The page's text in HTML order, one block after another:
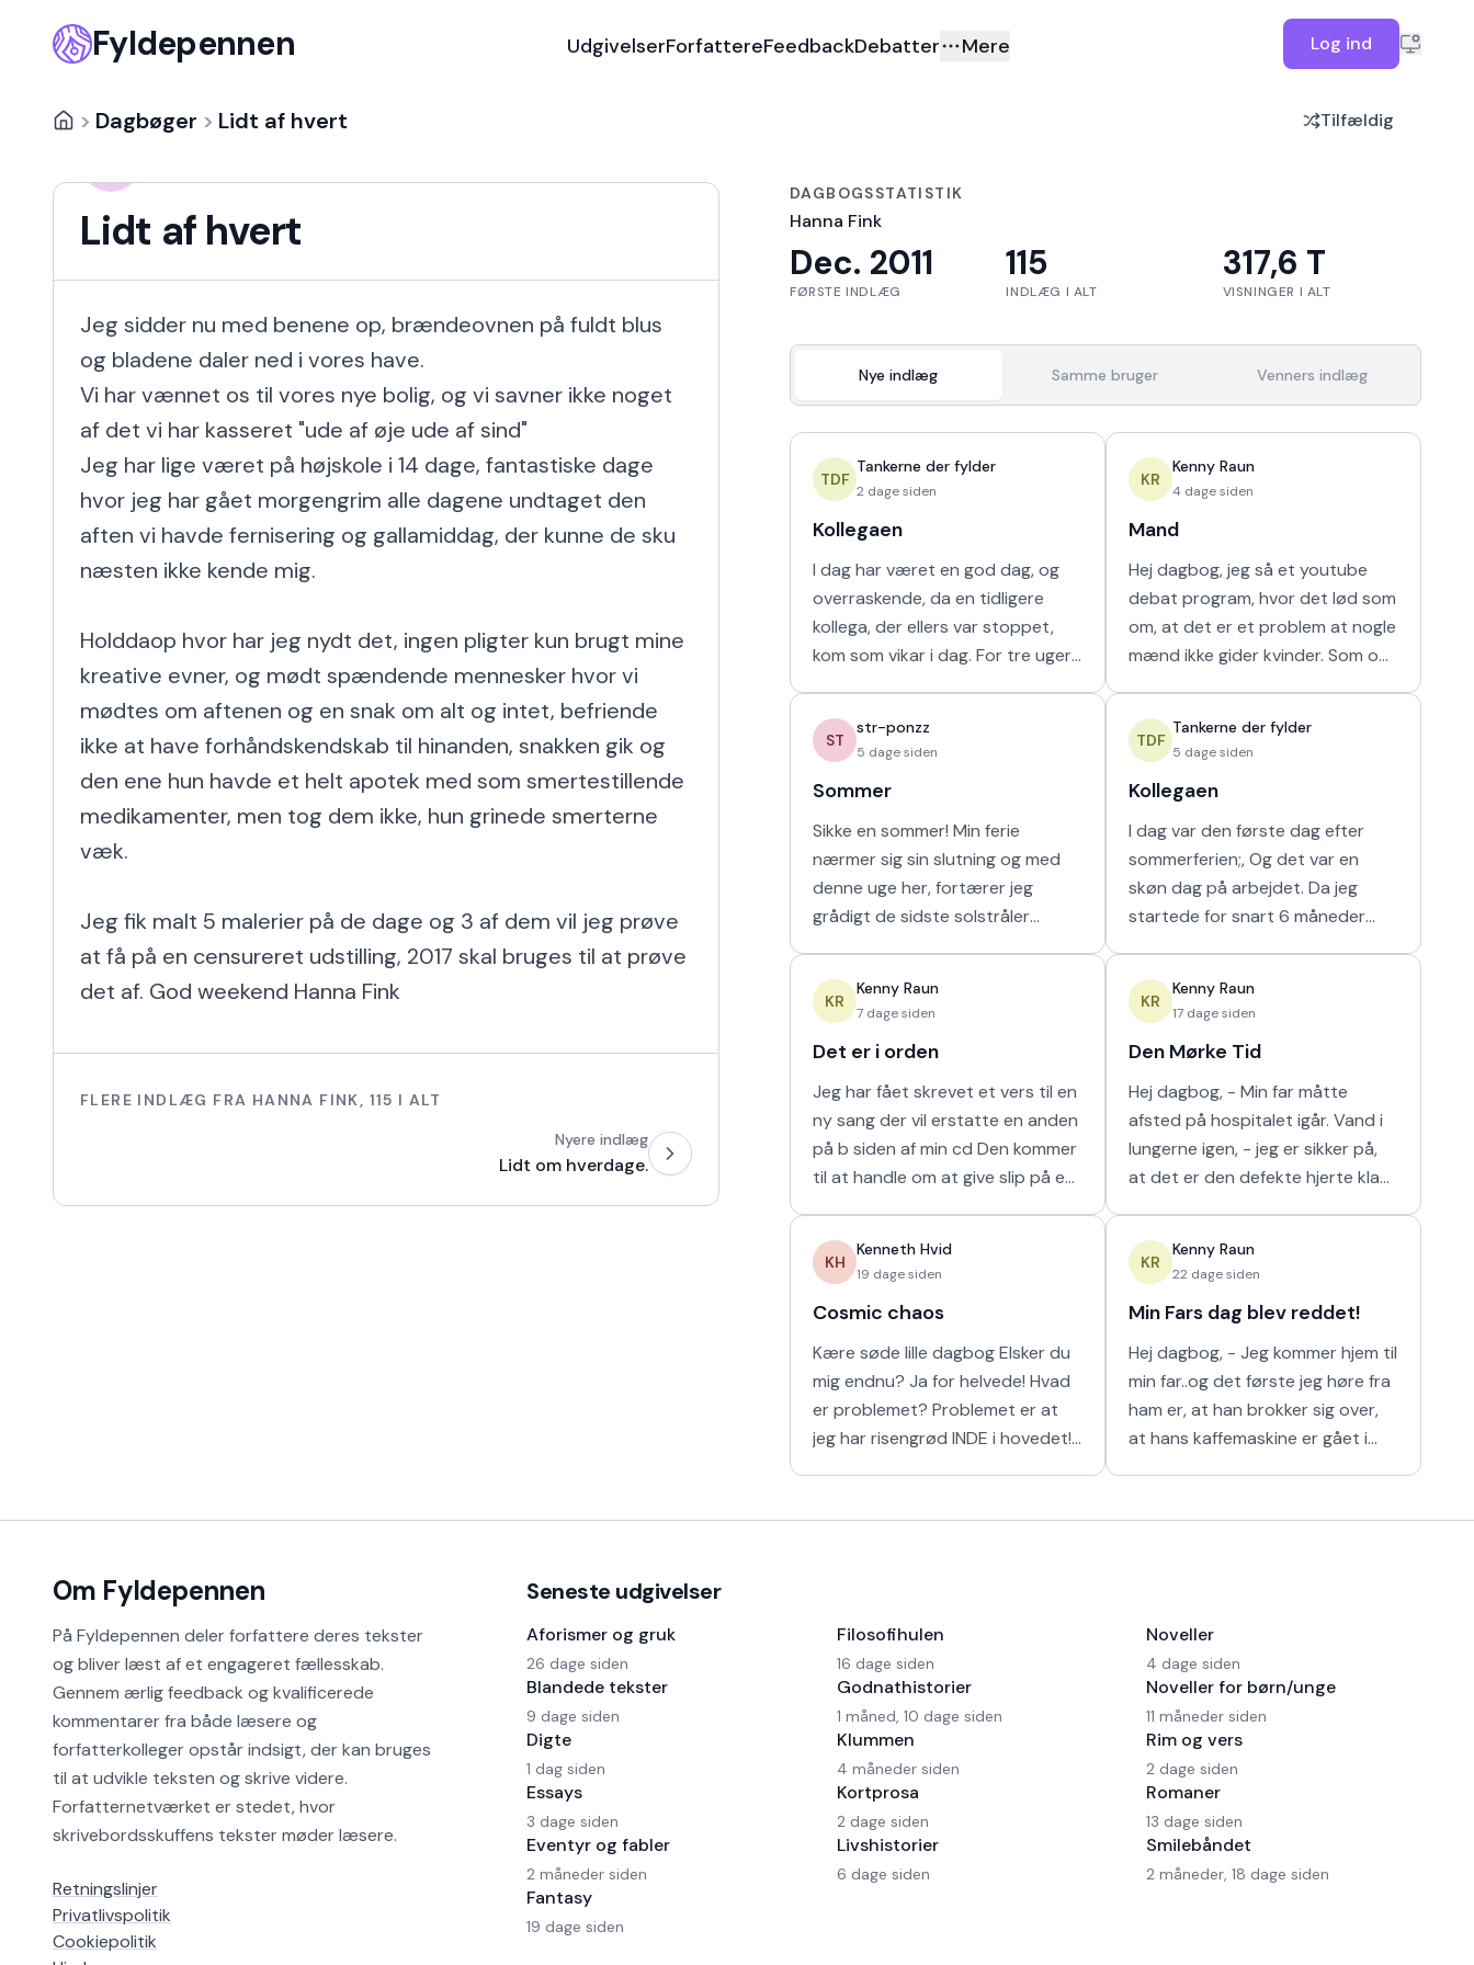
Fyldepennen UdgivelserForfattereFeedbackDebatter Mere Log ind
> Dagbøger > Lidt af hvert
Tilfældig
Lidt af hvert
Jeg sidder nu med benene op, brændeovnen på fuldt blus
og bladene daler ned i vores have.
Vi har vænnet os til vores nye bolig, og vi savner ikke noget
af det vi har kasseret "ude af øje ude af sind"
Jeg har lige været på højskole i 14 dage, fantastiske dage
hvor jeg har gået morgengrim alle dagene undtaget den
aften vi havde fernisering og gallamiddag, der kunne de sku
næsten ikke kende mig.
Holddaop hvor har jeg nydt det, ingen pligter kun brugt mine
kreative evner, og mødt spændende mennesker hvor vi
mødtes om aftenen og en snak om alt og intet, befriende
ikke at have forhåndskendskab til hinanden, snakken gik og
den ene hun havde et helt apotek med som smertestillende
medikamenter, men tog dem ikke, hun grinede smerterne
væk.
Jeg fik malt 5 malerier på de dage og 3 af dem vil jeg prøve
at få på en censureret udstilling, 2017 skal bruges til at prøve
det af. God weekend Hanna Fink
FLERE INDLÆG FRA HANNA FINK, 115 I ALT
Nyere indlæg
Lidt om hverdage.
DAGBOGSSTATISTIK
Hanna Fink
Dec. 2011
FØRSTE INDLÆG
115
INDLÆG I ALT
317,6 T
VISNINGER I ALT
Nye indlæg Samme bruger Venners indlæg
TDF
Tankerne der fylder
2 dage siden
Kollegaen
I dag har været en god dag, og
overraskende, da en tidligere
kollega, der ellers var stoppet,
kom som vikar i dag. For tre uger
havd
ST
str-ponzz
5 dage siden
Sommer
Sikke en sommer! Min ferie
nærmer sig sin slutning og med
denne uge her, fortærer jeg
grådigt de sidste solstråler
naturligvis er muligt m
KR
Kenny Raun
7 dage siden
Det er i orden
Jeg har fået skrevet et vers til en
ny sang der vil erstatte en anden
på b siden af min cd Den kommer
til at handle om at give slip på en
KH
Kenneth Hvid
19 dage siden
Cosmic chaos
Kære søde lille dagbog Elsker du
mig endnu? Ja for helvede! Hvad
er problemet? Problemet er at
jeg har risengrød INDE i hovedet!
KR
Kenny Raun
4 dage siden
Mand
Hej dagbog, jeg så et youtube
debat program, hvor det lød som
om, at det er et problem at nogle
mænd ikke gider kvinder. Som om
vende den
TDF
Tankerne der fylder
5 dage siden
Kollegaen
I dag var den første dag efter
sommerferien;, Og det var en
skøn dag på arbejdet. Da jeg
startede for snart 6 måneder
naturligt hur
KR
Kenny Raun
17 dage siden
Den Mørke Tid
Hej dagbog, - Min far måtte
afsted på hospitalet igår. Vand i
lungerne igen, - jeg er sikker på,
at det er den defekte hjerte klap
viser
KR
Kenny Raun
22 dage siden
Min Fars dag blev reddet!
Hej dagbog, - Jeg kommer hjem til
min far..og det første jeg høre fra
ham er, at han brokker sig over,
at hans kaffemaskine er gået i
Om Fyldepennen
På Fyldepennen deler forfattere deres tekster
og bliver læst af et engageret fællesskab.
Gennem ærlig feedback og kvalificerede
kommentarer fra både læsere og
forfatterkolleger opstår indsigt, der kan bruges
til at udvikle teksten og skrive videre.
Forfatternetværket er stedet, hvor
skrivebordsskuffens tekster møder læsere.
Retningslinjer
Privatlivspolitik
Cookiepolitik
Seneste udgivelser
Aforismer og gruk
26 dage siden
Blandede tekster
9 dage siden
Digte
1 dag siden
Essays
3 dage siden
Eventyr og fabler
2 måneder siden
Fantasy
19 dage siden
Filosofihulen
16 dage siden
Godnathistorier
1 måned, 10 dage siden
Klummen
4 måneder siden
Kortprosa
2 dage siden
Livshistorier
6 dage siden
Noveller
4 dage siden
Noveller for børn/unge
11 måneder siden
Rim og vers
2 dage siden
Romaner
13 dage siden
Smilebåndet
2 måneder, 18 dage siden